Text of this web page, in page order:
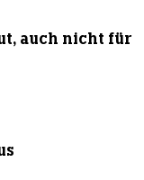
auch nicht für